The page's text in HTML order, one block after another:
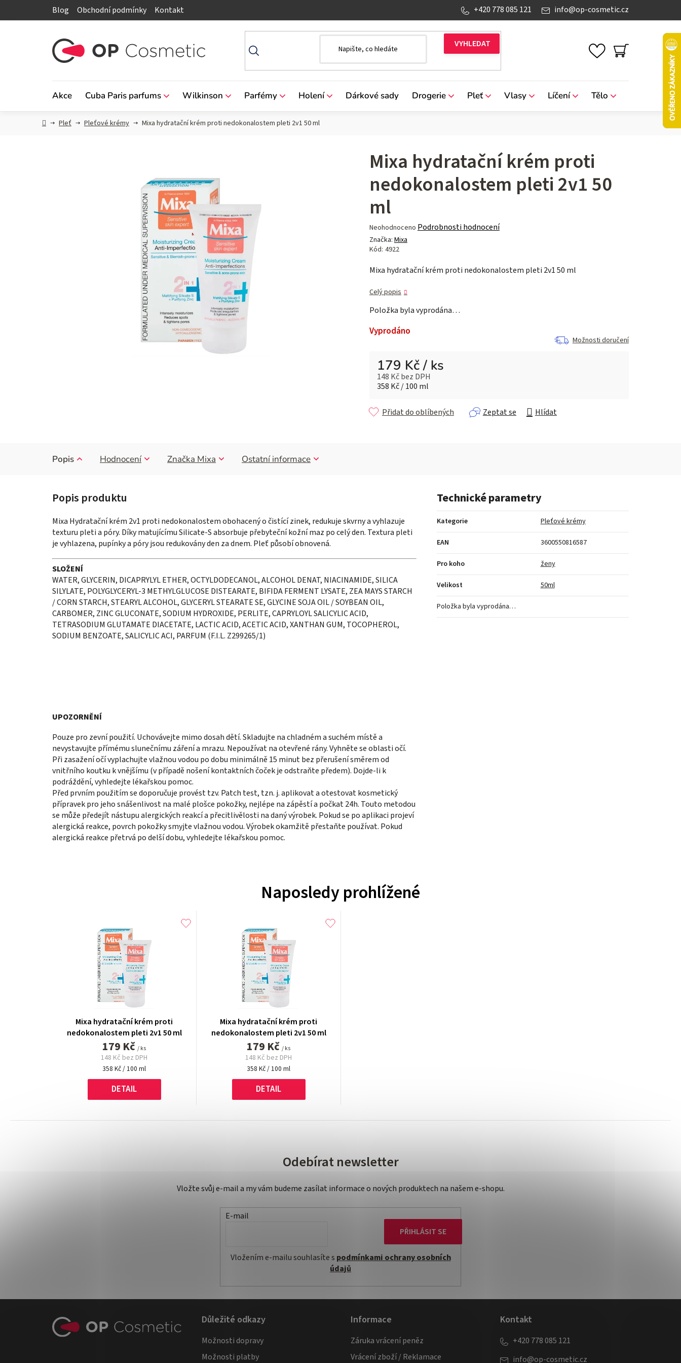
Blog Obchodní podmínky Kontakt info@op-cosmetic.cz
+420 778 085 121
NÁKUPNÍ
Akce Cuba Paris parfums Wilkinson Parfémy Holení Dárkové sady Drogerie Pleť Vlasy Líčení Tělo
DomůPleť Pleťové krémy Mixa hydratační krém proti nedokonalostem pleti 2v1 50 ml
Mixa hydratační krém proti
nedokonalostem pleti 2v1 50
ml
Průměrné
hodnocení
produktu
0,0
hvězdiček.
Neohodnoceno Podrobnosti hodnocení
Značka: Mixa
Kód: 4922
Mixa hydratační krém proti nedokonalostem pleti 2v1 50 ml
Celý popis
Položka byla vyprodána…
Vyprodáno
Možnosti doručení
179 Kč/ ks
148 Kč bez DPH
Měrná cena:
358 Kč / 100 ml
Zeptat se Hlídat
Přidat do oblíbených
Popis Hodnocení Značka Mixa Ostatní informace
Mixa Hydratační krém 2v1 proti nedokonalostem obohacený o čistící zinek, redukuje skvrny a vyhlazuje
texturu pleti a póry. Díky matujícímu Silicate-S absorbuje přebyteční kožní maz po celý den. Textura pleti
je vyhlazena, pupínky a póry jsou redukovány den za dnem. Pleť působí obnovená.
SLOŽENÍ
WATER, GLYCERIN, DICAPRYLYL ETHER, OCTYLDODECANOL, ALCOHOL DENAT, NIACINAMIDE, SILICA
SILYLATE, POLYGLYCERYL-3 METHYLGLUCOSE DISTEARATE, BIFIDA FERMENT LYSATE, ZEA MAYS STARCH
/ CORN STARCH, STEARYL ALCOHOL, GLYCERYL STEARATE SE, GLYCINE SOJA OIL / SOYBEAN OIL,
CARBOMER, ZINC GLUCONATE, SODIUM HYDROXIDE, PERLITE, CAPRYLOYL SALICYLIC ACID,
TETRASODIUM GLUTAMATE DIACETATE, LACTIC ACID, ACETIC ACID, XANTHAN GUM, TOCOPHEROL,
SODIUM BENZOATE, SALICYLIC ACI, PARFUM (F.I.L. Z299265/1)
UPOZORNĚNÍ
Pouze pro zevní použití. Uchovávejte mimo dosah dětí. Skladujte na chladném a suchém místě a
nevystavujte přímému slunečnímu záření a mrazu. Nepoužívat na otevřené rány. Vyhněte se oblasti očí.
Při zasažení očí vyplachujte vlažnou vodou po dobu minimálně 15 minut bez přerušení směrem od
vnitřního koutku k vnějšímu (v případě nošení kontaktních čoček je odstraňte předem). Dojde-li k
podráždění, vyhledejte lékařskou pomoc.
Před prvním použitím se doporučuje provést tzv. Patch test, tzn. j. aplikovat a otestovat kosmetický
přípravek pro jeho snášenlivost na malé plošce pokožky, nejlépe na zápěstí a počkat 24h. Touto metodou
se může předejít nástupu alergických reakcí a přecitlivělosti na daný výrobek. Pokud se po aplikaci projeví
alergická reakce, povrch pokožky smyjte vlažnou vodou. Výrobek okamžitě přestaňte používat. Pokud
alergická reakce přetrvá po delší dobu, vyhledejte lékařskou pomoc.
Technické parametry
Kategorie Pleťové krémy
EAN 3600550816587
Pro koho ženy
Velikost 50ml
Položka byla vyprodána…
Naposledy prohlížené
Mixa hydratační krém proti
nedokonalostem pleti 2v1 50 ml
179 Kč / ks
148 Kč bez DPH
Měrná
358 Kč / 100 ml
DETAIL
Mixa hydratační krém proti
nedokonalostem pleti 2v1 50 ml
179 Kč / ks
148 Kč bez DPH
Měrná
358 Kč / 100 ml
DETAIL
Odebírat newsletter
Vložte svůj e-mail a my vám budeme zasílat informace o nových produktech na našem e-shopu.
E-mail
Vložením e-mailu souhlasíte s podmínkami ochrany osobních
údajů
PŘIHLÁSIT SE
Důležité odkazy
Možnosti dopravy
Možnosti platby
Informace
Záruka vrácení peněz
Vrácení zboží / Reklamace
Kontakt
info@op-cosmetic.cz
+420 778 085 121